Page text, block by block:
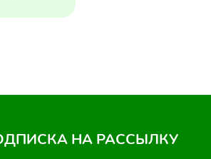
НА РАССЫЛКУ